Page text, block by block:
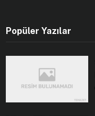
Popüler Yazılar